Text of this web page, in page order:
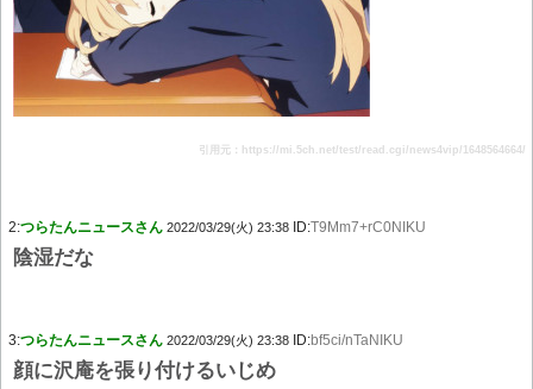
引用元：https://mi.5ch.net/test/read.cgi/news4vip/1648564664/
2:つらたんニュースさん 2022/03/29(火) 23:38 ID:T9Mm7+rC0NIKU
陰湿だな
3:つらたんニュースさん 2022/03/29(火) 23:38 ID:bf5ci/nTaNIKU
顔に沢庵を張り付けるいじめ